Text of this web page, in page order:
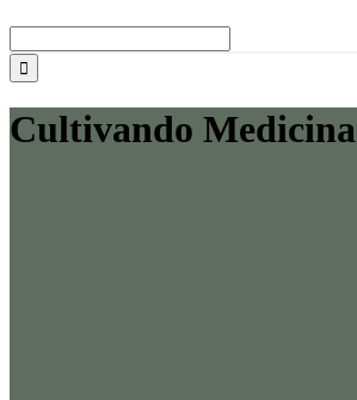
Cultivando Medicina